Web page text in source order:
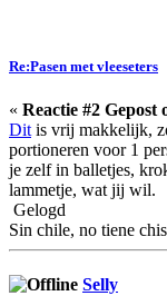
Re:Pasen met vleeseters
« Reactie #2 Gepost
Dit is vrij makkelijk,
portioneren voor 1
je zelf in balletjes,
lammetje, wat jij wil.
Gelogd
Sin chile, no tiene
Selly